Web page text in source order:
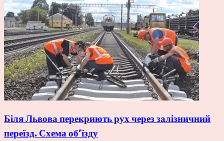
Біля Львова перекриють рух через залізничний
переїзд. Схема об’їзду